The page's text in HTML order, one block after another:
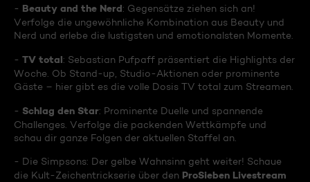
- Beauty and the Nerd: Gegensätze ziehen sich an!
Verfolge die ungewöhnliche Kombination aus Beauty und
Nerd und erlebe die lustigsten und emotionalsten Momente.
- TV total: Sebastian Pufpaff präsentiert die Highlights der
Woche. Ob Stand-up, Studio-Aktionen oder prominente
Gäste – hier gibt es die volle Dosis TV total zum Streamen.
- Schlag den Star: Prominente Duelle und spannende
Challenges. Verfolge die packenden Wettkämpfe und
schau dir ganze Folgen der aktuellen Staffel an.
- Die Simpsons: Der gelbe Wahnsinn geht weiter! Schaue
die Kult-Zeichentrickserie über den ProSieben Livestream